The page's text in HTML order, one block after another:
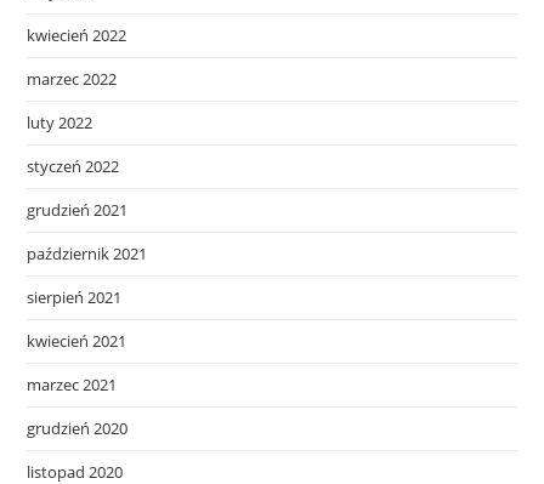
kwiecień 2022
marzec 2022
luty 2022
styczeń 2022
grudzień 2021
październik 2021
sierpień 2021
kwiecień 2021
marzec 2021
grudzień 2020
listopad 2020